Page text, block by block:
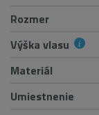
Rozmer
Výška vlasu
Materiál
Umiestnenie